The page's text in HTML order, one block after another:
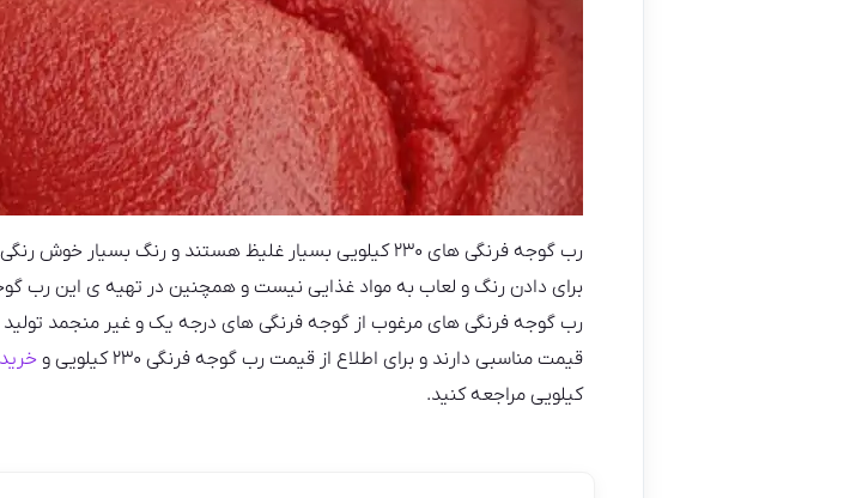
رب گوجه فرنگی های ۲۳۰ کیلویی بسیار غلیظ هستند و رنگ
برای دادن رنگ و لعاب به مواد غذایی نیست و همچنین در تهیه ی این رب
رب گوجه فرنگی های مرغوب از گوجه فرنگی های درجه یک و غیر منجمد
قیمت مناسبی دارند و برای اطلاع از قیمت رب گوجه فرنگی ۲۳۰ کیلویی و
کیلویی مراجعه کنید.